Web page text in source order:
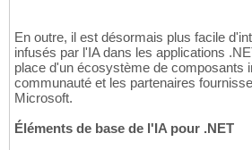
En outre, il est désormais plus facile
infusés par l'IA dans les applications
place d'un écosystème de composants
communauté et les partenaires
Microsoft.
Éléments de base de l'IA pour .NET